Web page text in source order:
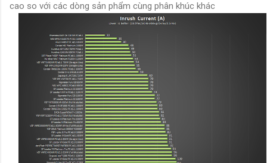
cao so với các dòng sản phẩm cùng phân khúc khác